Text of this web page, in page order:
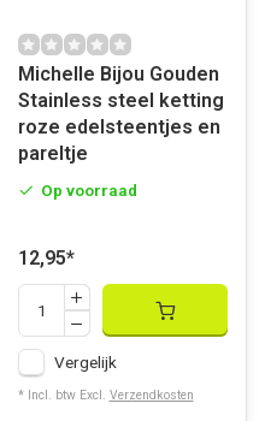
Michelle Bijou Gouden
Stainless steel ketting
roze edelsteentjes en
pareltje
Op voorraad
12,95*
Vergelijk
* Incl. btw Excl. Verzendkosten